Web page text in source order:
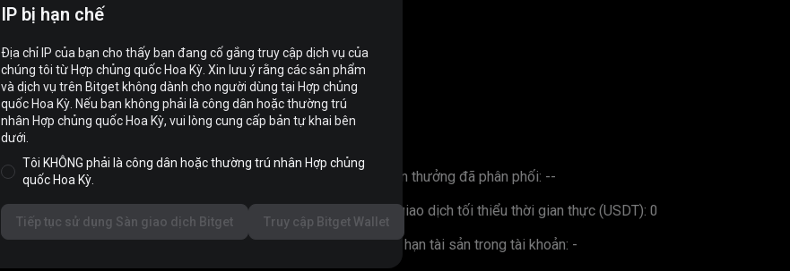
Chi tiết cuộc thi
Cuộc thi đã tổ chức: Phần thưởng đã phân phối: --
KL giao dịch tối thiểu thời gian thực (USDT): 0
Số lượng người tham gia tối đa: - Giới hạn tài sản trong tài khoản: -
IP bị hạn chế
Địa chỉ IP của bạn cho thấy bạn đang cố gắng truy cập dịch vụ của
chúng tôi từ Hợp chủng quốc Hoa Kỳ. Xin lưu ý rằng các sản phẩm
và dịch vụ trên Bitget không dành cho người dùng tại Hợp chủng
quốc Hoa Kỳ. Nếu bạn không phải là công dân hoặc thường trú
nhân Hợp chủng quốc Hoa Kỳ, vui lòng cung cấp bản tự khai bên
dưới.
Tôi KHÔNG phải là công dân hoặc thường trú nhân Hợp chủng
quốc Hoa Kỳ.
Tiếp tục sử dụng Sàn giao dịch Bitget Truy cập Bitget Wallet